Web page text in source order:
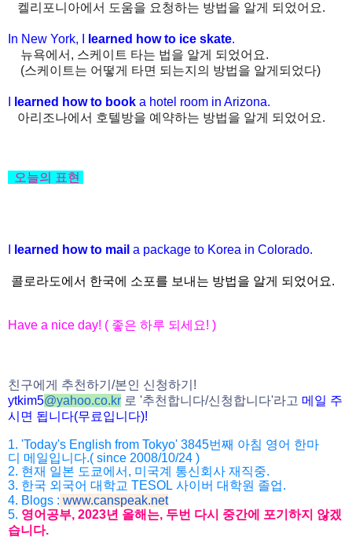
켈리포니아에서 도움을 요청하는 방법을 알게 되었어요.
In New York, I learned how to ice skate.
뉴욕에서, 스케이트 타는 법을 알게 되었어요.
(스케이트는 어떻게 타면 되는지의 방법을 알게되었다)
learned how to book a hotel room in Arizona.
아리조나에서 호텔방을 예약하는 방법을 알게 되었어요.
오늘의 표현
learned how to mail a package to Korea in Colorado.
콜로라도에서 한국에 소포를 보내는 방법을 알게 되었어요.
Have a nice day! ( 좋은 하루 되세요! )
친구에게 추천하기 /본인 신청하기 !
ytkim5@yahoo.co.kr 로 '추천합니다/신청합니다'라고 메일 주
시면 됩니다(무료입니다)!
1. 'Today's English from Tokyo' 3845번째 아침 영어 한마
디 메일입니다.( since 2008/10/24 )
2. 현재 일본 도쿄에서 , 미국계 통신회사 재직중.
3. 한국 외국어 대학교 TESOL 사이버 대학원 졸업.
4. Blogs : www.canspeak.net
5. 영어공부, 2023년 올해는, 두번 다시 중간에 포기하지 않겠
습니 다.